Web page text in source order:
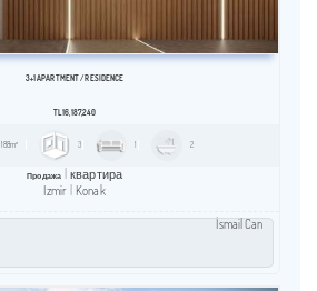
3+1 APARTMENT / RESİDENCE
TL 16,187,240
188m² 3 2
Продажа
квартира
Izmir
Konak
İsmail Can